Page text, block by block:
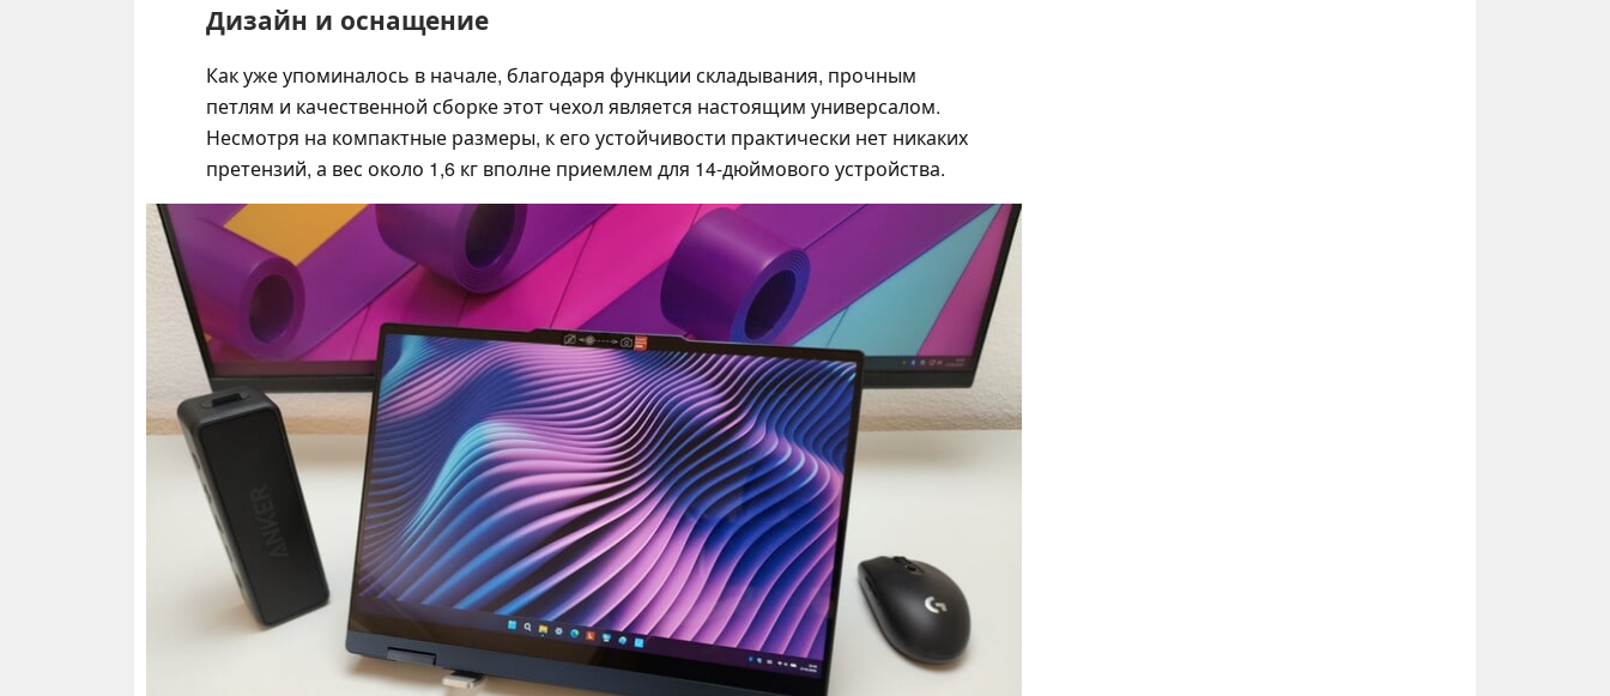
Дизайн и оснащение
Как уже упоминалось в начале, благодаря функции складывания, прочным
петлям и качественной сборке этот чехол является настоящим универсалом.
Несмотря на компактные размеры, к его устойчивости практически нет никаких
претензий, а вес около 1,6 кг вполне приемлем для 14-дюймового устройства.